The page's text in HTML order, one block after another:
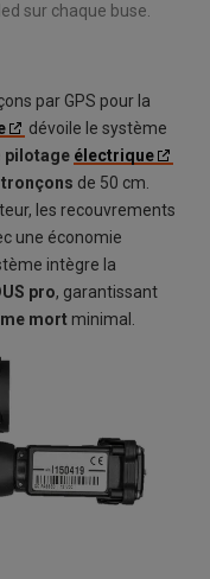
sur chaque buse.
par GPS pour la
dévoile le système
pilotage électrique
tronçons de 50 cm.
les recouvrements
une économie
intègre la
pro, garantissant
mort minimal.